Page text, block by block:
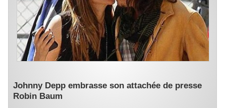
Johnny Depp embrasse son attachée de presse
Robin Baum